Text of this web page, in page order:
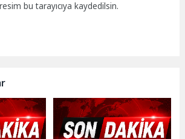
bu tarayıcıya kaydedilsin.